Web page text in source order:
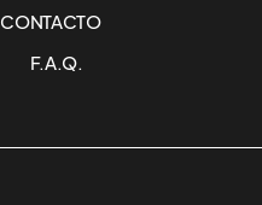
CONTACTO
F.A.Q.